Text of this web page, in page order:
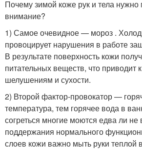
Почему зимой коже рук и тела
внимание?
1) Самое очевидное — мороз .
провоцирует нарушения в работе
В результате поверхность кожи
питательных веществ, что приводит
шелушениям и сухости.
2) Второй фактор-провокатор —
температура, тем горячее вода в
согреться многие моются едва ли не
поддержания нормального
слоев кожи важно мыть руки теплой